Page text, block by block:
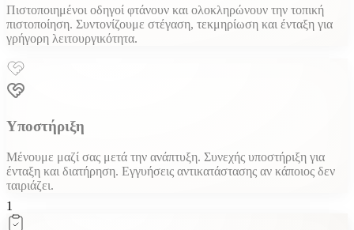
Πιστοποιημένοι οδηγοί φτάνουν και ολοκληρώνουν την τοπική
πιστοποίηση. Συντονίζουμε στέγαση, τεκμηρίωση και ένταξη για
γρήγορη λειτουργικότητα.
Υποστήριξη
Μένουμε μαζί σας μετά την ανάπτυξη. Συνεχής υποστήριξη για
ένταξη και διατήρηση. Εγγυήσεις αντικατάστασης αν κάποιος δεν
ταιριάζει.
1